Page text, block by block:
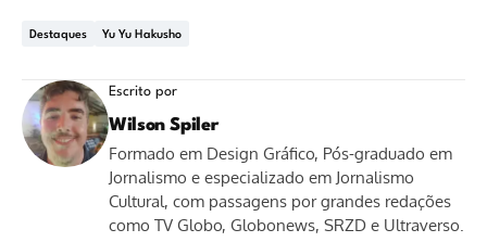
Destaques Yu Yu Hakusho
Escrito por
Wilson Spiler
Formado em Design Gráfico, Pós-graduado em
Jornalismo e especializado em Jornalismo
Cultural, com passagens por grandes redações
como TV Globo, Globonews, SRZD e Ultraverso.